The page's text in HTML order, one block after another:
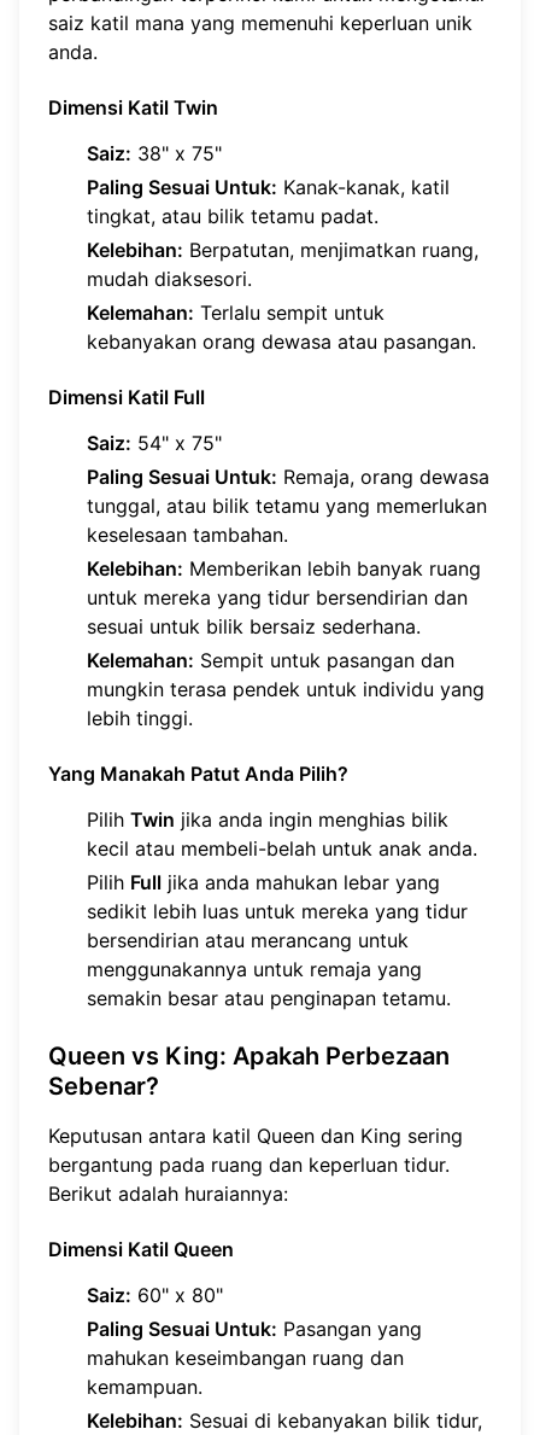
saiz katil mana yang memenuhi keperluan unik
anda.
Dimensi Katil Twin
Saiz: 38" x 75"
Paling Sesuai Untuk: Kanak-kanak, katil
tingkat, atau bilik tetamu padat.
Kelebihan: Berpatutan, menjimatkan ruang,
mudah diaksesori.
Kelemahan: Terlalu sempit untuk
kebanyakan orang dewasa atau pasangan.
Dimensi Katil Full
Saiz: 54" x 75"
Paling Sesuai Untuk: Remaja, orang dewasa
tunggal, atau bilik tetamu yang memerlukan
keselesaan tambahan.
Kelebihan: Memberikan lebih banyak ruang
untuk mereka yang tidur bersendirian dan
sesuai untuk bilik bersaiz sederhana.
Kelemahan: Sempit untuk pasangan dan
mungkin terasa pendek untuk individu yang
lebih tinggi.
Yang Manakah Patut Anda Pilih?
Pilih Twin jika anda ingin menghias bilik
kecil atau membeli-belah untuk anak anda.
Pilih Full jika anda mahukan lebar yang
sedikit lebih luas untuk mereka yang tidur
bersendirian atau merancang untuk
menggunakannya untuk remaja yang
semakin besar atau penginapan tetamu.
Queen vs King: Apakah Perbezaan
Sebenar?
Keputusan antara katil Queen dan King sering
bergantung pada ruang dan keperluan tidur.
Berikut adalah huraiannya:
Dimensi Katil Queen
Saiz: 60" x 80"
Paling Sesuai Untuk: Pasangan yang
mahukan keseimbangan ruang dan
kemampuan.
Kelebihan: Sesuai di kebanyakan bilik tidur,